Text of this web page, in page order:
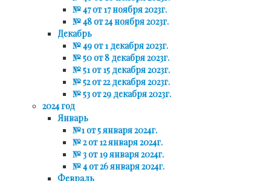
№ 47 от 17 ноября 2023г.
№ 48 от 24 ноября 2023г.
Декабрь
№ 49 от 1 декабря 2023г.
№ 50 от 8 декабря 2023г.
№ 51 от 15 декабря 2023г.
№ 52 от 22 декабря 2023г.
№ 53 от 29 декабря 2023г.
2024 год
Январь
№1 от 5 января 2024г.
№ 2 от 12 января 2024г.
№ 3 от 19 января 2024г.
№ 4 от 26 января 2024г.
Февраль